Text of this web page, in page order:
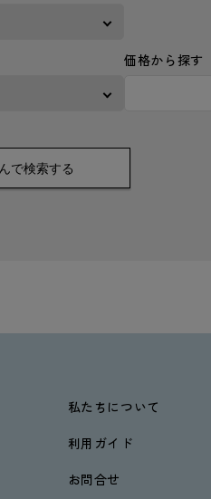
価格から探す
で検索する
私たちについて
利用ガイド
お問合せ